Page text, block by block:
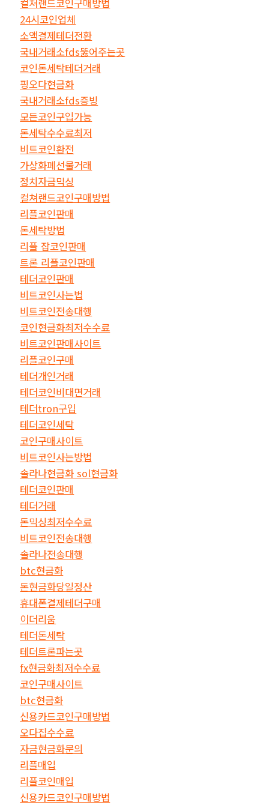
컬쳐랜드코인구매방법
24시코인업체
소액결제테더전환
국내거래소fds뚫어주는곳
코인돈세탁테더거래
핑오다현금화
국내거래소fds증빙
모든코인구입가능
돈세탁수수료최저
비트코인환전
가상화폐선물거래
정치자금믹싱
컬쳐랜드코인구매방법
리플코인판매
돈세탁방법
리플 잡코인판매
트론 리플코인판매
테더코인판매
비트코인사는법
비트코인전송대행
코인현금화최저수수료
비트코인판매사이트
리플코인구매
테더개인거래
테더코인비대면거래
테더tron구입
테더코인세탁
코인구매사이트
비트코인사는방법
솔라나현금화 sol현금화
테더코인판매
테더거래
돈믹싱최저수수료
비트코인전송대행
솔라나전송대행
btc현금화
돈현금화당일정산
휴대폰결제테더구매
이더리움
테더돈세탁
테더트론파는곳
fx현금화최저수수료
코인구매사이트
btc현금화
신용카드코인구매방법
오다집수수료
자금현금화문의
리플매입
리플코인매입
신용카드코인구매방법